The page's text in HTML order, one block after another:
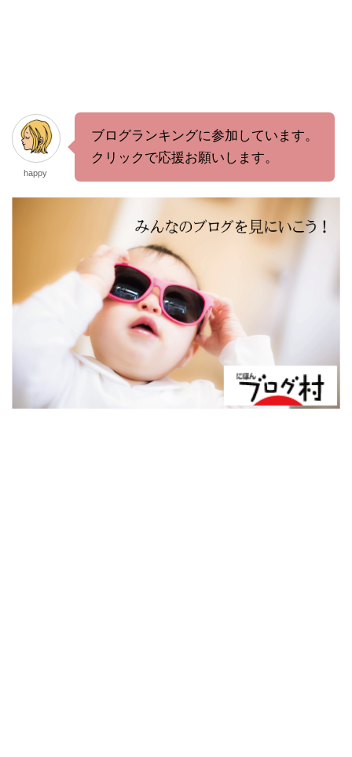
happy
ブログランキングに参加しています。
クリックで応援お願いします。